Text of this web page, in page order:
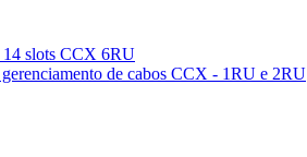
14 slots CCX 6RU
de cabos CCX - 1RU e 2RU